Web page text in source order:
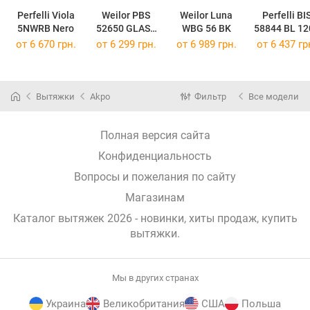
Perfelli Viola
5NWRB Nero
Weilor PBS
52650 GLASS
BL 1250 LED
Weilor Luna
WBG 56 BK
Perfelli
58844 BL
LED
от 6 670 грн. от 6 299 грн. от 6 989 грн. от 6 437
Вытяжки Akpo Фильтр Все модели
Полная версия сайта
Конфиденциальность
Вопросы и пожелания по сайту
Магазинам
Каталог вытяжек 2026 - новинки, хиты продаж, купить
вытяжки.
Мы в других странах
Украина Великобритания США Польша